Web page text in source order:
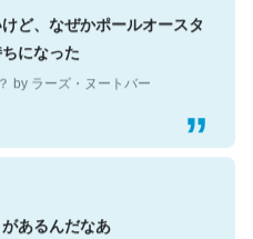
ど、なぜかポールオースタ
になった
by ラーズ・ヌートバー
あるんだなあ